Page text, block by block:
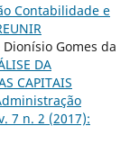
Contabilidade e
Gomes da
DA
CAPITAIS
7 n. 2 (2017):